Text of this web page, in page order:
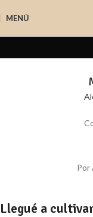
MENÚ
Por
Llegué a